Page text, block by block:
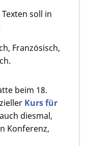
soll in
Französisch,
beim 18.
Kurs für
diesmal,
Konferenz,